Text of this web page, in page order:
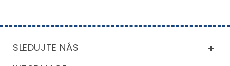
SLEDUJTE NÁS